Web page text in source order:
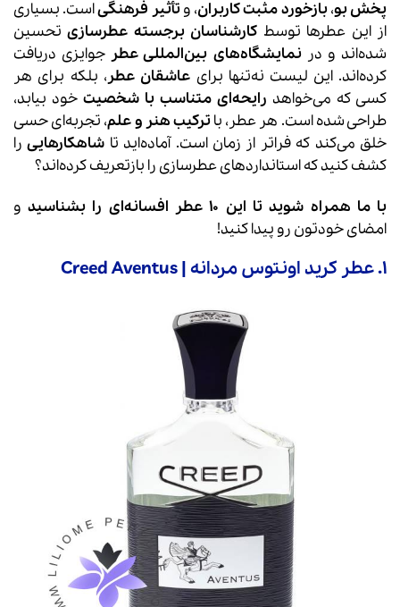
پخش بو،بازخورد مثبت کاربران، وتأثیر فرهنگیاست. بسیاری
از این عطرها توسط کارشناسان برجسته عطرسازیتحسین
شده‌اند و درنمایشگاه‌های بین‌المللی عطر جوایزی دریافت
کرده‌اند. این لیست نه‌تنها برای عاشقان عطر، بلکه برای هر
کسی که می‌خواهد رایحه‌ای متناسب با شخصیت خود بیابد،
طراحی شده است. هر عطر، باترکیب هنر و علم، تجربه‌ای حسی
خلق می‌کند که فراتر از زمان است. آماده‌اید تا شاهکارهاییرا
کشف کنید که استانداردهای عطرسازی را بازتعریف کرده‌اند؟
با ما همراه شوید تا این ۱۰ عطر افسانه‌ای را بشناسید
و
امضای خودتون رو پیدا کنید!
1. عطر کرید اونتوس مردانه | Creed Aventus